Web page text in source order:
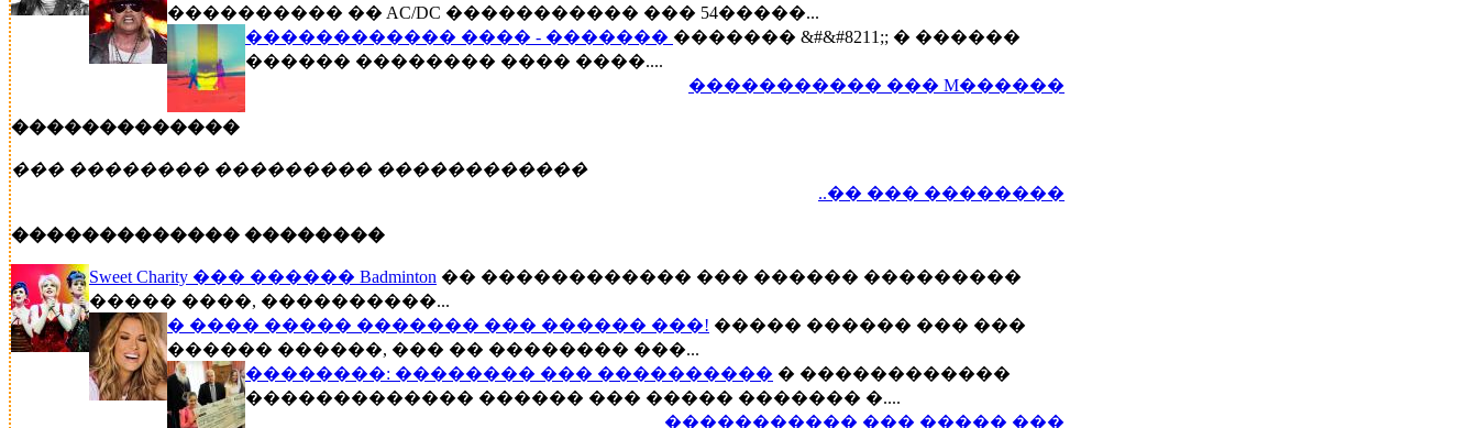
���������� �� AC/DC ����������� ��� 54�����...
������������ ���� - ������� ������� &#&#8211;; � ������
������ �������� ���� ����....
����������� ��� M������
�������������
��� �������� ��������� ������������
..�� ��� ��������
������������� ��������
Sweet Charity ��� ������ Badminton �� ������������ ��� ������ ���������
����� ����, ����������...
� ���� ����� ������� ��� ������ ���! ����� ������ ��� ���
������ ������, ��� �� �������� ���...
��������: �������� ��� ���������� � ������������
������������� ������ ��� ����� ������� �....
����������� ��� ����� ���